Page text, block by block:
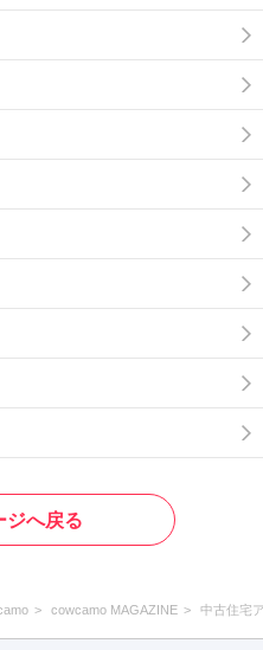
ジへ戻る
cowcamo MAGAZINE 中古住宅